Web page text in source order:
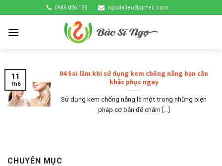
to
content
0949 026 139 ngodalieu@gmail.com
04 Sai lầm khi sử dụng kem chống nắng bạn cần
khắc phục ngay
Sử dụng kem chống nắng là một trong những biện
pháp cơ bản để chăm [...]
11
Th6
CHUYÊN MỤC